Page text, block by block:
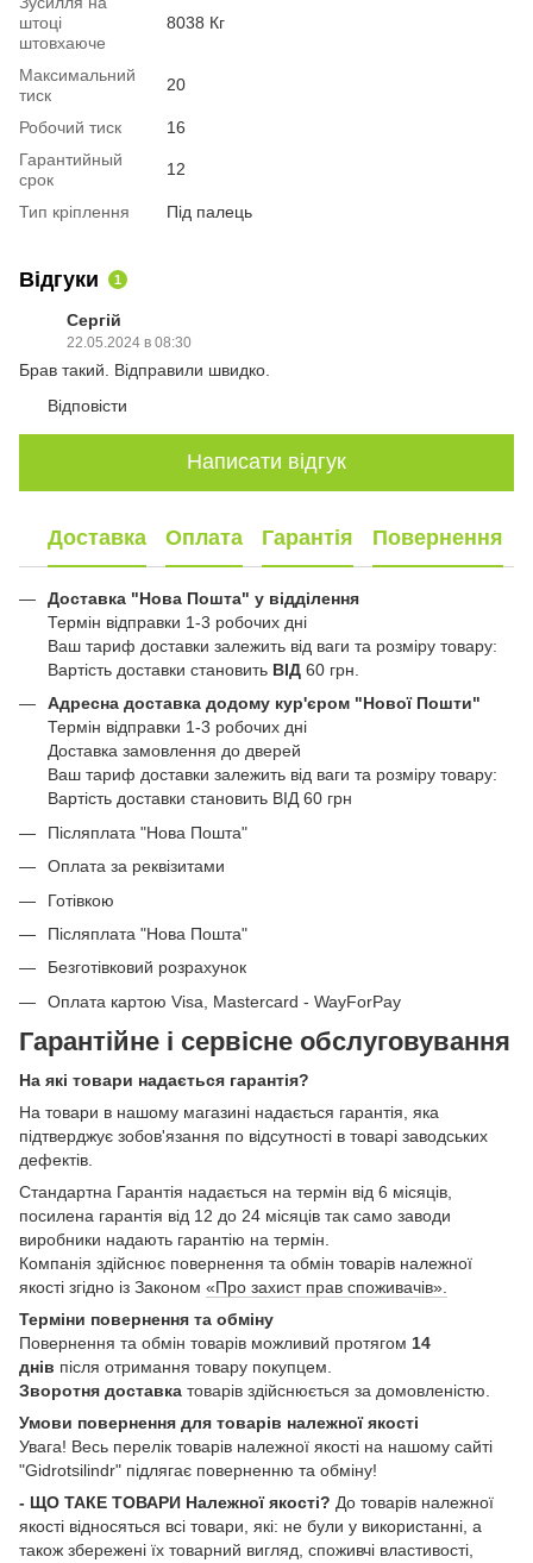
штоці
штовхаюче
8038 Кг
Максимальний
тиск
20
Робочий тиск
16
Гарантийный
срок
12
Тип кріплення Під палець
Відгуки 1
Сергій
22.05.2024 в 08:30
Брав такий. Відправили швидко.
Відповісти
Написати відгук
Доставка Оплата Гарантія Повернення
Доставка "Нова Пошта" у відділення
Термін відправки 1-3 робочих дні
Ваш тариф доставки залежить від ваги та розміру товару:
Вартість доставки становить ВІД 60 грн.
Адресна доставка додому кур'єром "Нової Пошти"
Термін відправки 1-3 робочих дні
Доставка замовлення до дверей
Ваш тариф доставки залежить від ваги та розміру товару:
Вартість доставки становить ВІД 60 грн
Післяплата "Нова Пошта"
Оплата за реквізитами
Готівкою
Післяплата "Нова Пошта"
Безготівковий розрахунок
Оплата картою Visa, Mastercard - WayForPay
Гарантійне і сервісне обслуговування
На які товари надається гарантія?
На товари в нашому магазині надається гарантія, яка
підтверджує зобов'язання по відсутності в товарі заводських
дефектів.
Стандартна Гарантія надається на термін від 6 місяців,
посилена гарантія від 12 до 24 місяців так само заводи
виробники надають гарантію на термін.
Компанія здійснює повернення та обмін товарів належної
якості згідно із Законом «Про захист прав споживачів».
Терміни повернення та обміну
Повернення та обмін товарів можливий протягом 14
днів після отримання товару покупцем.
Зворотня доставка товарів здійснюється за домовленістю.
Умови повернення для товарів належної якості
Увага! Весь перелік товарів належної якості на нашому сайті
"Gidrotsilindr" підлягає поверненню та обміну!
- ЩО ТАКЕ ТОВАРИ Належної якості? До товарів належної
якості відносяться всі товари, які: не були у використанні, а
також збережені їх товарний вигляд, споживчі властивості,